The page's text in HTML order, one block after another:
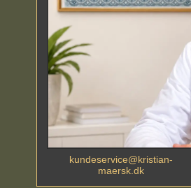
kundeservice@kristian-
maersk.dk